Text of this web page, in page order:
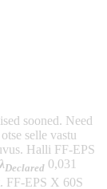
sooned. Need
selle vastu
Halli FF-EPS
λDeclared 0,031
FF-EPS X 60S